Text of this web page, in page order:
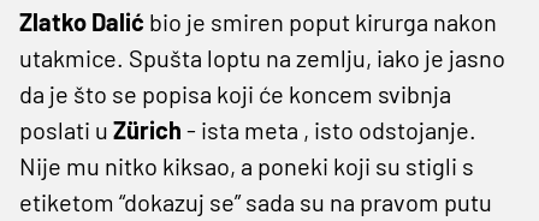
Zlatko Dalić bio je smiren poput kirurga nakon
utakmice. Spušta loptu na zemlju, iako je jasno
da je što se popisa koji će koncem svibnja
poslati u Zürich - ista meta , isto odstojanje.
Nije mu nitko kiksao, a poneki koji su stigli s
etiketom “dokazuj se” sada su na pravom putu